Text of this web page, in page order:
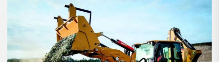
Accesorios que se pueden usar
con una retroexcavadora
4 Noviembre, 2020